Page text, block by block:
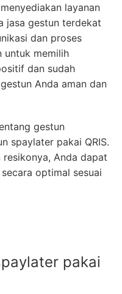
layanan
jasa gestun terdekat
dan proses
untuk memilih
dan sudah
Anda aman dan
gestun
spaylater pakai QRIS.
resikonya, Anda dapat
optimal sesuai
pakai